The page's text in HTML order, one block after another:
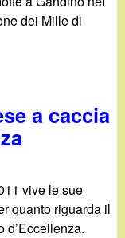
dei Mille di
a caccia
vive le sue
quanto riguarda il
d’Eccellenza.